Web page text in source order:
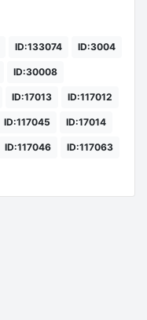
ID:133074 ID:3004
ID:30008
ID:17013 ID:117012
ID:117045 ID:17014
ID:117046 ID:117063